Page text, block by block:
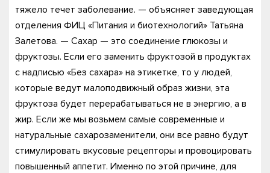
тяжело течет заболевание. — объясняет заведующая
отделения ФИЦ «Питания и биотехнологий» Татьяна
Залетова. — Сахар — это соединение глюкозы и
фруктозы. Если его заменить фруктозой в продуктах
с надписью «Без сахара» на этикетке, то у людей,
которые ведут малоподвижный образ жизни, эта
фруктоза будет перерабатываться не в энергию, а в
жир. Если же мы возьмем самые современные и
натуральные сахарозаменители, они все равно будут
стимулировать вкусовые рецепторы и провоцировать
повышенный аппетит. Именно по этой причине, для